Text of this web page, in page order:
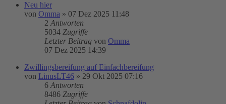
Neu hier
von Omma » 07 Dez 2025 11:48
2 Antworten
5034 Zugriffe
Letzter Beitrag von Omma
07 Dez 2025 14:39
Zwillingsbereifung auf Einfachbereifung
von LinusLT46 » 29 Okt 2025 07:16
6 Antworten
8486 Zugriffe